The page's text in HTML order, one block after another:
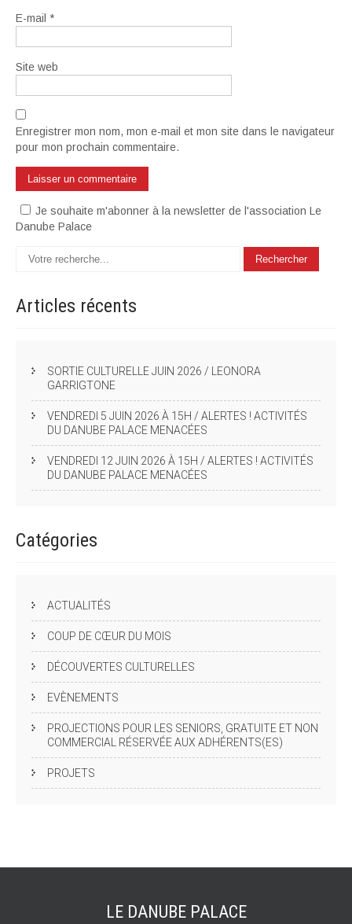
E-mail *
Site web
Enregistrer mon nom, mon e-mail et mon site dans le navigateur
pour mon prochain commentaire.
Je souhaite m'abonner à la newsletter de l'association Le
Danube Palace
Articles récents
SORTIE CULTURELLE JUIN 2026 / LEONORA
GARRIGTONE
VENDREDI 5 JUIN 2026 À 15H / ALERTES ! ACTIVITÉS
DU DANUBE PALACE MENACÉES
VENDREDI 12 JUIN 2026 À 15H / ALERTES ! ACTIVITÉS
DU DANUBE PALACE MENACÉES
Catégories
ACTUALITÉS
COUP DE CŒUR DU MOIS
DÉCOUVERTES CULTURELLES
EVÈNEMENTS
PROJECTIONS POUR LES SENIORS, GRATUITE ET NON
COMMERCIAL RÉSERVÉE AUX ADHÉRENTS(ES)
PROJETS
LE DANUBE PALACE